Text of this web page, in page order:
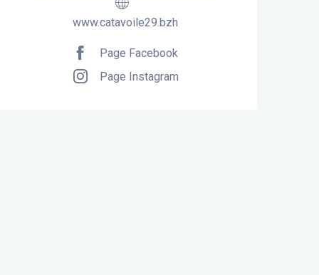
www.catavoile29.bzh
Page Facebook
Page Instagram